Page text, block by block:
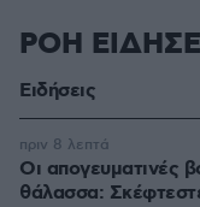
ΡΟΗ
Ειδήσεις
Οι απογευματινές
θάλασσα:
πριν 8 λεπτά